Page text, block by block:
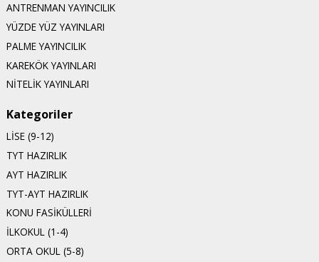
ANTRENMAN YAYINCILIK
YÜZDE YÜZ YAYINLARI
PALME YAYINCILIK
KAREKÖK YAYINLARI
NİTELİK YAYINLARI
Kategoriler
LİSE (9-12)
TYT HAZIRLIK
AYT HAZIRLIK
TYT-AYT HAZIRLIK
KONU FASİKÜLLERİ
İLKOKUL (1-4)
ORTA OKUL (5-8)